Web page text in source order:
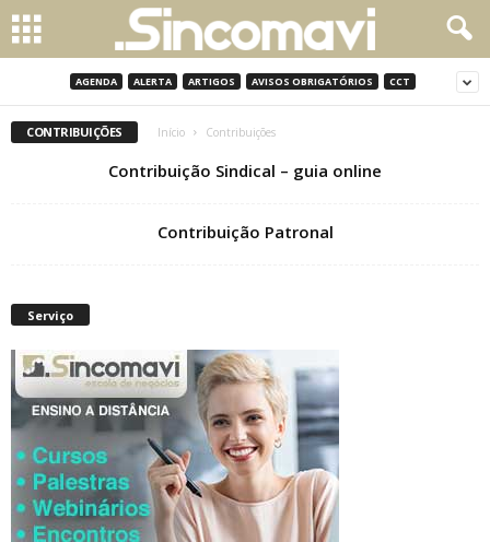
AGENDA ALERTA ARTIGOS AVISOS OBRIGATÓRIOS CCT
CONTRIBUIÇÕES Início Contribuições
Contribuição Sindical – guia online
Contribuição Patronal
Serviço